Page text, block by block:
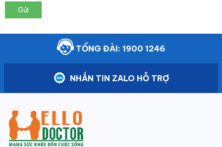
Gửi
TỔNG ĐÀI: 1900 1246
NHẮN TIN ZALO HỖ TRỢ